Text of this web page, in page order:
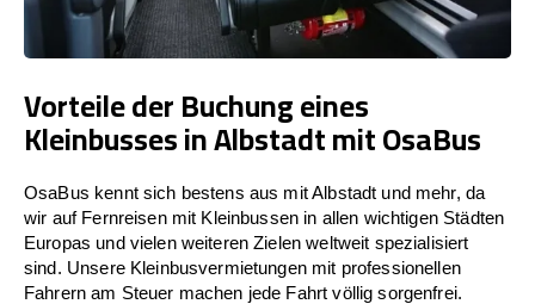
Vorteile der Buchung eines
Kleinbusses in Albstadt mit OsaBus
OsaBus kennt sich bestens aus mit Albstadt und mehr, da
wir auf Fernreisen mit Kleinbussen in allen wichtigen Städten
Europas und vielen weiteren Zielen weltweit spezialisiert
sind. Unsere Kleinbusvermietungen mit professionellen
Fahrern am Steuer machen jede Fahrt völlig sorgenfrei.